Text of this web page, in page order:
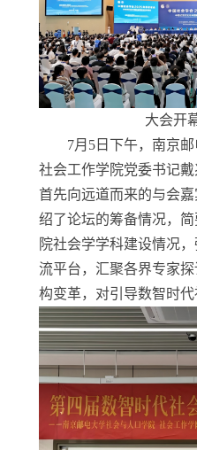
大会开
7月 5 日下午，南京
社会工作学院党委书记
首先向远道而来的与会
绍了论坛的筹备情况，
院社会学学科建设情况
流平台，汇聚各界专家
构变革，对引导数智时代